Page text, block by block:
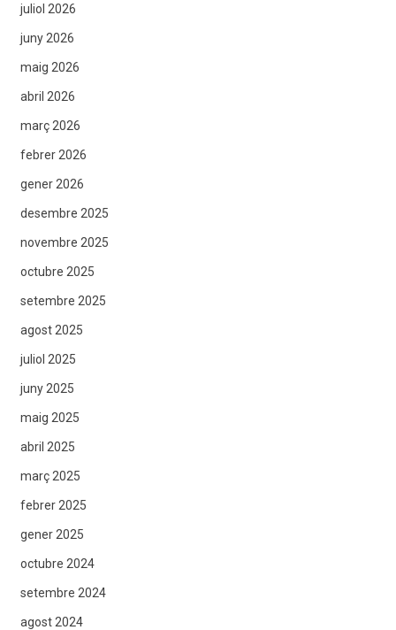
juliol 2026
juny 2026
maig 2026
abril 2026
març 2026
febrer 2026
gener 2026
desembre 2025
novembre 2025
octubre 2025
setembre 2025
agost 2025
juliol 2025
juny 2025
maig 2025
abril 2025
març 2025
febrer 2025
gener 2025
octubre 2024
setembre 2024
agost 2024